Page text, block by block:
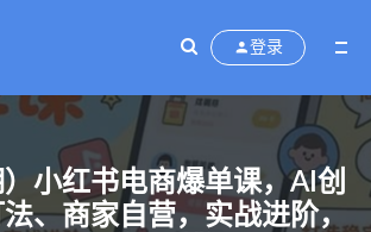
登录
）小红书电商爆单课，AI创
、商家自营，实战进阶，